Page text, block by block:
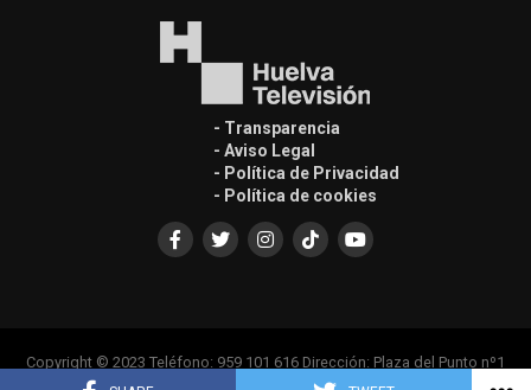
- Transparencia
- Aviso Legal
- Política de Privacidad
- Política de cookies
Copyright © 2023 Teléfono: 959 101 616 Dirección: Plaza del Punto nº1
Casa Colón, Edif. Principal 1ª Planta, 21001